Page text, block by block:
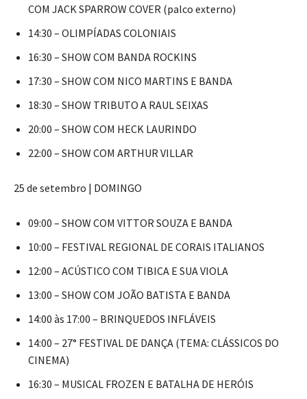
COM JACK SPARROW COVER (palco externo)
14:30 – OLIMPÍADAS COLONIAIS
16:30 – SHOW COM BANDA ROCKINS
17:30 – SHOW COM NICO MARTINS E BANDA
18:30 – SHOW TRIBUTO A RAUL SEIXAS
20:00 – SHOW COM HECK LAURINDO
22:00 – SHOW COM ARTHUR VILLAR
25 de setembro | DOMINGO
09:00 – SHOW COM VITTOR SOUZA E BANDA
10:00 – FESTIVAL REGIONAL DE CORAIS ITALIANOS
12:00 – ACÚSTICO COM TIBICA E SUA VIOLA
13:00 – SHOW COM JOÃO BATISTA E BANDA
14:00 às 17:00 – BRINQUEDOS INFLÁVEIS
14:00 – 27° FESTIVAL DE DANÇA (TEMA: CLÁSSICOS DO
CINEMA)
16:30 – MUSICAL FROZEN E BATALHA DE HERÓIS